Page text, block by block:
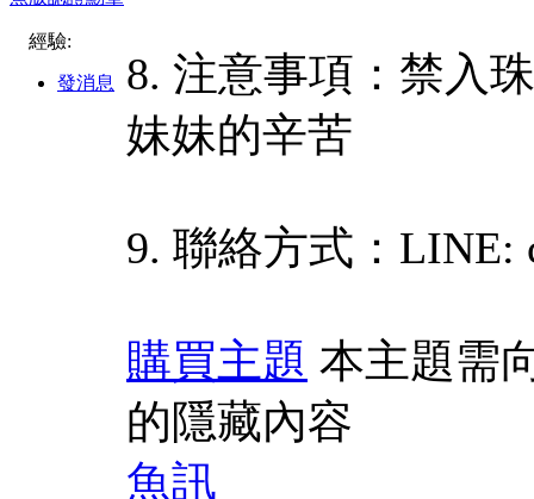
經驗:
發消息
8. 注意事項：禁入
妹妹的辛苦
9. 聯絡方式：
購買主題 本主題需
的隱藏內容
魚訊